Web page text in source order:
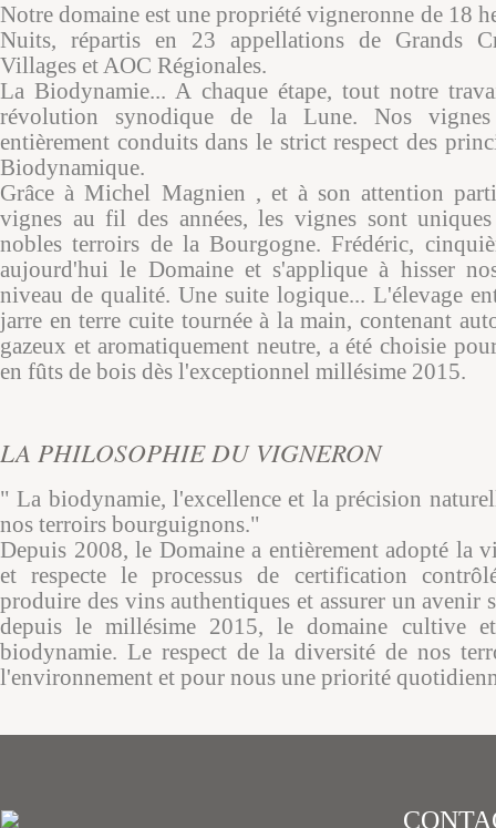
Notre domaine est une propriété vigneronne de 18
Nuits, répartis en 23 appellations de Grands
Villages et AOC Régionales.
La Biodynamie... A chaque étape, tout notre
révolution synodique de la Lune. Nos
entièrement conduits dans le strict respect des
Biodynamique.
Grâce à Michel Magnien , et à son attention
vignes au fil des années, les vignes sont
nobles terroirs de la Bourgogne. Frédéric,
aujourd'hui le Domaine et s'applique à hisser
niveau de qualité. Une suite logique... L'élevage
jarre en terre cuite tournée à la main, contenant
gazeux et aromatiquement neutre, a été choisie
en fûts de bois dès l'exceptionnel millésime 2015.
LA PHILOSOPHIE DU VIGNERON
" La biodynamie, l'excellence et la précision
nos terroirs bourguignons."
Depuis 2008, le Domaine a entièrement adopté la
et respecte le processus de certification
produire des vins authentiques et assurer un avenir
depuis le millésime 2015, le domaine cultive
biodynamie. Le respect de la diversité de nos
l'environnement et pour nous une priorité